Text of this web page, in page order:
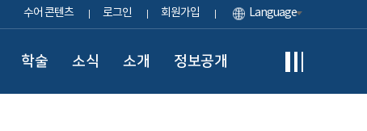
수어 콘텐츠 로그인 회원가입 Language
학술 소식 소개 정보공개